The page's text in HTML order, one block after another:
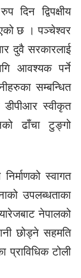
दिन द्विपक्षीय
छ । पञ्चेश्वर
दुवै सरकारलाई
आवश्यक पर्ने
सम्बन्धित
स्वीकृत
ढाँचा टुङ्गो
स्वागत
उपलब्धताका
नेपालको
छोड्ने सहमति
टोली